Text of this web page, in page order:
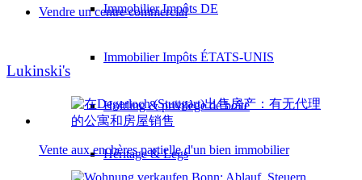
Immobilier Impôts DE
Immobilier Impôts ÉTATS-UNIS
Holding & privilège de boîte
Héritage & Legs
Vendre un centre commercial
Lukinski's
Vente aux enchères partielle d'un bien immobilier